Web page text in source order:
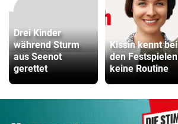
Drei Kinder
während Sturm
aus Seenot
gerettet
Kissin kennt bei
den Festspielen
keine Routine